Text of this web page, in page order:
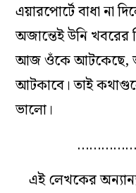
এয়ারপোর্টে বাধা না
অজান্তেই উনি খবরের
আজ ওঁকে আটকেছে,
আটকাবে। তাই
ভালো।
এই লেখকের